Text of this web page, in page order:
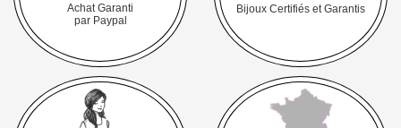
Achat Garanti
par Paypal
Bijoux Certifiés et Garantis